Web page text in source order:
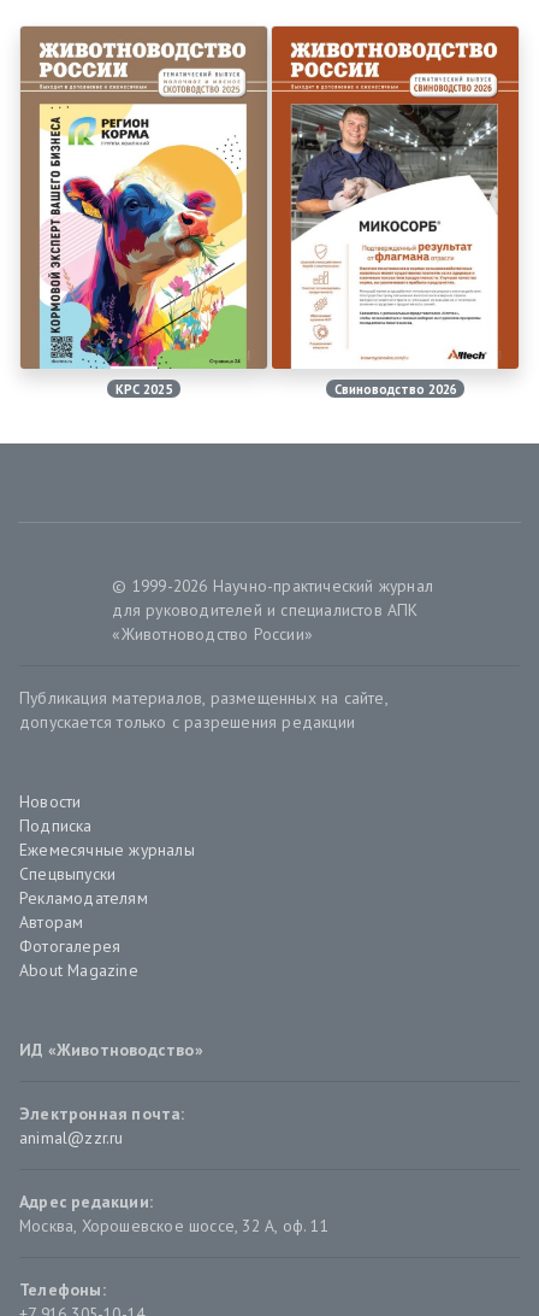
КРС 2025 Свиноводство 2026
© 1999-2026 Научно-практический журнал
для руководителей и специалистов АПК
«Животноводство России»
Публикация материалов, размещенных на сайте,
допускается только с разрешения редакции
Новости
Подписка
Ежемесячные журналы
Спецвыпуски
Рекламодателям
Авторам
Фотогалерея
About Magazine
ИД «Животноводство»
Электронная почта:
animal@zzr.ru
Адрес редакции:
Москва, Хорошевское шоссе, 32 А, оф. 11
Телефоны: